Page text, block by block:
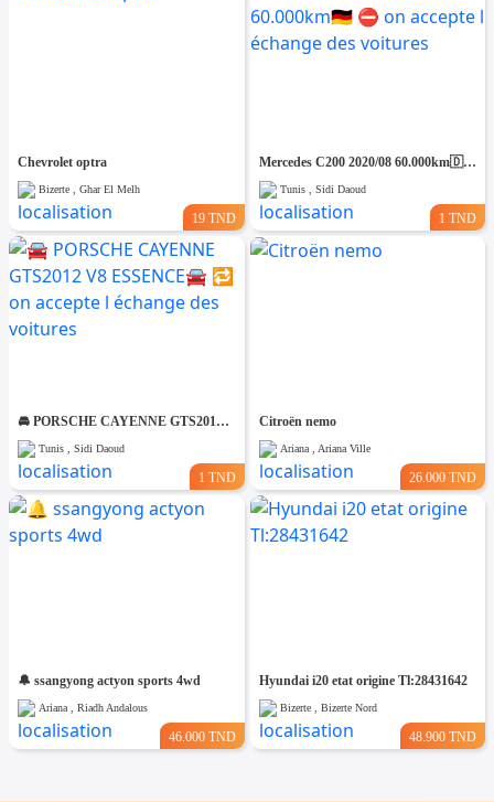
Chevrolet optra
Bizerte , Ghar El Melh
19 TND
Mercedes C200 2020/08 60.000km🇩🇪 ⛔️ on accepte l échange des voitures
Tunis , Sidi Daoud
1 TND
🚘 PORSCHE CAYENNE GTS2012 V8 ESSENCE🚘 🔁 on accepte l échange des voitures
Tunis , Sidi Daoud
1 TND
Citroën nemo
Ariana , Ariana Ville
26.000 TND
🔔 ssangyong actyon sports 4wd
Ariana , Riadh Andalous
46.000 TND
Hyundai i20 etat origine Tl:28431642
Bizerte , Bizerte Nord
48.900 TND